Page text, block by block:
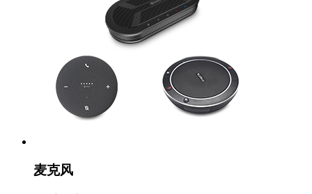
麦克风